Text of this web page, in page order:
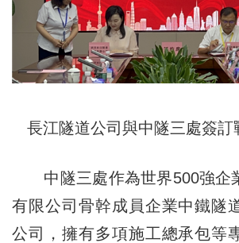
長江隧道公司與中隧三處簽訂
中隧三處作為世界500強企
有限公司骨幹成員企業中鐵隧
公司，擁有多項施工總承包等